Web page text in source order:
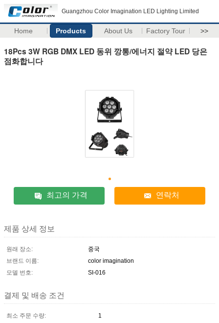
Guangzhou Color Imagination LED Lighting Limited
Home Products About Us Factory Tour >>
18Pcs 3W RGB DMX LED 동위 깡통/에너지 절약 LED 당은
점화합니다
최고의 가격 연락처
제품 상세 정보
원래 장소:
중국
브랜드 이름:
color imagination
모델 번호:
SI-016
결제 및 배송 조건
최소 주문 수량:
1